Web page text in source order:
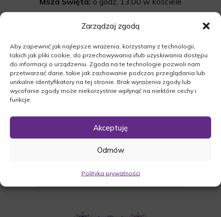
Zarządzaj zgodą
Aby zapewnić jak najlepsze wrażenia, korzystamy z technologii,
takich jak pliki cookie, do przechowywania i/lub uzyskiwania dostępu
do informacji o urządzeniu. Zgoda na te technologie pozwoli nam
przetwarzać dane, takie jak zachowanie podczas przeglądania lub
unikalne identyfikatory na tej stronie. Brak wyrażenia zgody lub
wycofanie zgody może niekorzystnie wpłynąć na niektóre cechy i
funkcje.
Akceptuję
Odmów
Polityka prywatności
Ogrodowa 7, 66-300 Międzyrzecz
Wyprowadzenie do grobu o godz.14:00
Cmentarz:Uroczystość pogrzebowa
na cmentarzu komunalnym w Międzyrzeczu.
https://maps.app.goo.gl/6GzS13UBKd4Ea16SA
POBIERZ POWIADOMIENIE SMS